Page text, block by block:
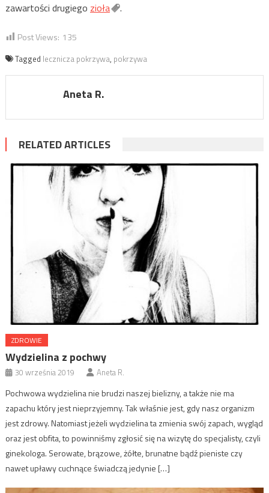
zawartości drugiego zioła .
Post Views: 135
Tagged lecznicza pokrzywa, pokrzywa
Aneta R.
RELATED ARTICLES
ZDROWIE
Wydzielina z pochwy
30 września 2019 Aneta R.
Pochwowa wydzielina nie brudzi naszej bielizny, a także nie ma
zapachu który jest nieprzyjemny. Tak właśnie jest, gdy nasz organizm
jest zdrowy. Natomiast jeżeli wydzielina ta zmienia swój zapach, wygląd
oraz jest obfita, to powinniśmy zgłosić się na wizytę do specjalisty, czyli
ginekologa. Serowate, brązowe, żółte, brunatne bądź pieniste czy
nawet upławy cuchnące świadczą jedynie […]